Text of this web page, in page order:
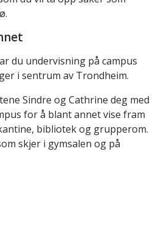
du undervisning på campus
i sentrum av Trondheim.
Sindre og Cathrine deg med
for å blant annet vise fram
bibliotek og grupperom.
skjer i gymsalen og på